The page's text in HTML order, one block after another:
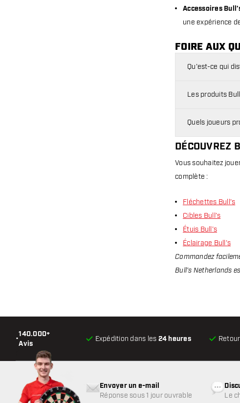
Accessoires
une expérience
FOIRE AUX
Qu’est-ce qui
Les produits
Quels joueurs
DÉCOUVREZ
Vous souhaitez
complète :
Fléchettes Bull’s
Cibles Bull’s
Étuis Bull’s
Éclairage Bull’s
Commandez
Bull’s Netherlands
•
140.000+
Avis
Expédition dans les 24 heures
Envoyer un e-mail
Réponse sous 1 jour ouvrable Le